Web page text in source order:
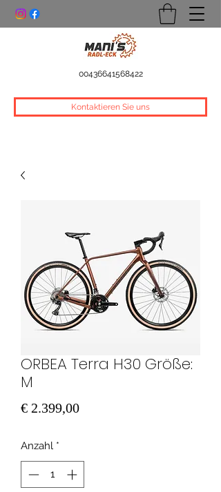
00436641568422
Kontaktieren Sie uns
ORBEA Terra H30 Größe:
M
€ 2.399,00Preis
Anzahl *